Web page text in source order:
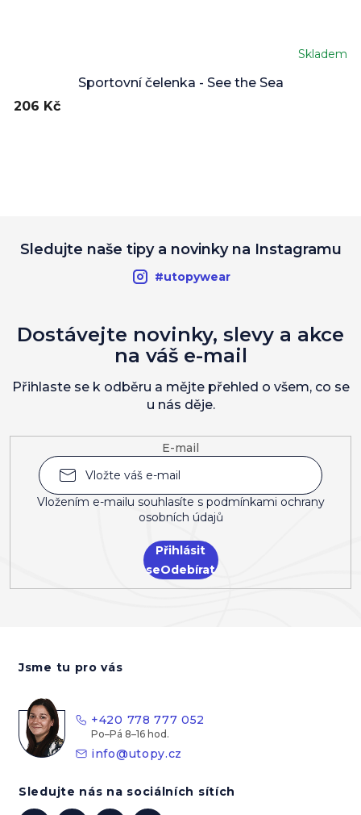
Sportovní čelenka - See the Sea
Skladem
206 Kč
Sledujte naše tipy a novinky na Instagramu
#utopywear
E-mail
Vložením e-mailu souhlasíte s podmínkami ochrany
osobních údajů
Přihlásit
se
Dostávejte novinky, slevy a akce
na váš e-mail
Přihlaste se k odběru a mějte přehled o všem, co se
u nás děje.
Jsme tu pro vás
+420 778 777 052
info@utopy.cz
Sledujte nás na sociálních sítích